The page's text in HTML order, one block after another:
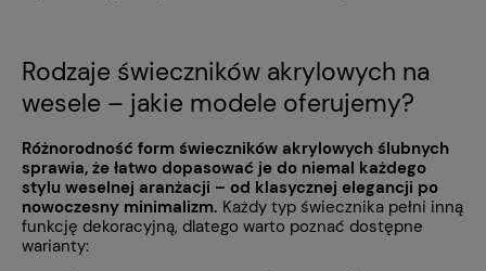
Rodzaje świeczników akrylowych na
wesele – jakie modele oferujemy?
Różnorodność form świeczników akrylowych ślubnych
sprawia, że łatwo dopasować je do niemal każdego
stylu weselnej aranżacji – od klasycznej elegancji po
nowoczesny minimalizm. Każdy typ świecznika pełni inną
funkcję dekoracyjną, dlatego warto poznać dostępne
warianty: